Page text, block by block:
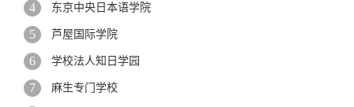
东京中央日本语学院
芦屋国际学院
学校法人知日学园
麻生专门学校